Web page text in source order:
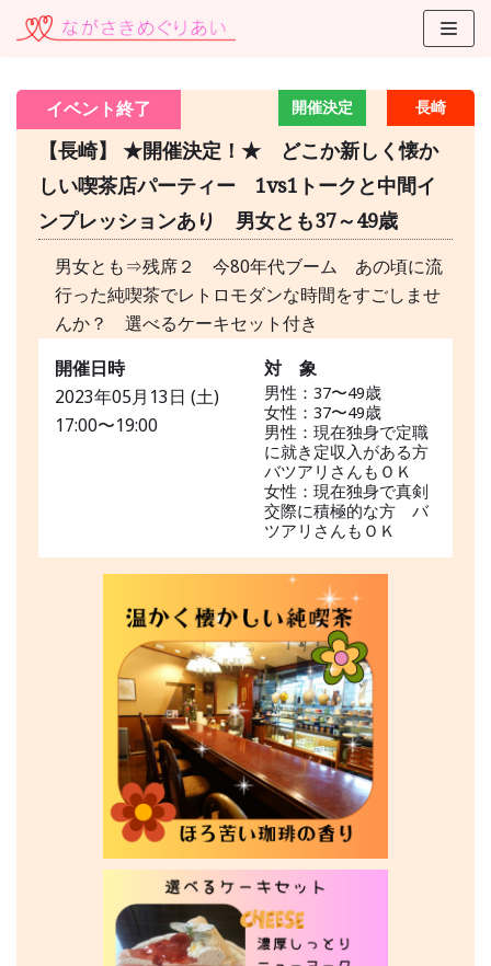
コ
長崎
イベント終了 開催決定
【長崎】 ★開催決定！★ どこか新しく懐か
しい喫茶店パーティー 1vs1トークと中間イ
ンプレッションあり 男女とも37～49歳
男女とも⇒残席２ 今80年代ブーム あの頃に流
行った純喫茶でレトロモダンな時間をすごしませ
んか？ 選べるケーキセット付き
開催日時
2023年05月13日 (土)
17:00〜19:00
対 象
男性：37〜49歳
女性：37〜49歳
男性：現在独身で定職
に就き定収入がある方
バツアリさんもＯＫ
女性：現在独身で真剣
交際に積極的な方 バ
ツアリさんもＯＫ